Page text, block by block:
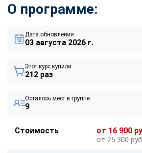
О программе:
Дата обновления
03 августа 2026 г.
Этот курс купили
212 раз
Осталось мест в группе
9
Стоимость от 16 900
от 25 300